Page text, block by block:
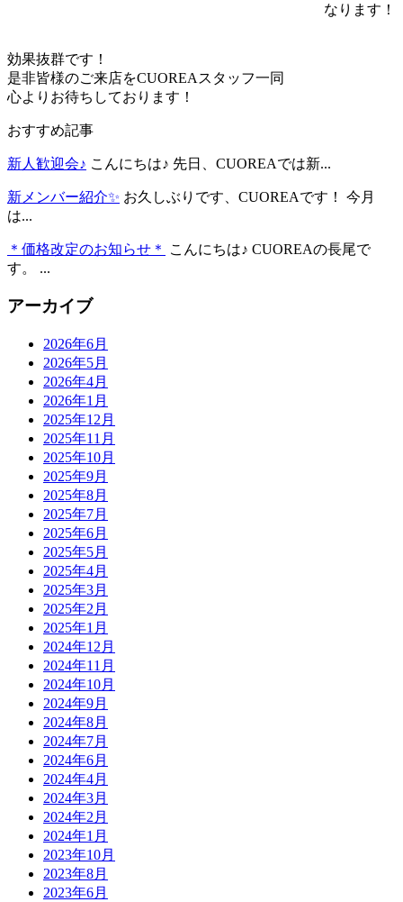
なります！
効果抜群です！
是非皆様のご来店をCUOREAスタッフ一同
心よりお待ちしております！
おすすめ記事
新人歓迎会♪ こんにちは♪ 先日、CUOREAでは新...
新メンバー紹介✨ お久しぶりです、CUOREAです！ 今月
は...
＊価格改定のお知らせ＊
こんにちは♪ CUOREAの長尾で
す。 ...
アーカイブ
2026年6月
2026年5月
2026年4月
2026年1月
2025年12月
2025年11月
2025年10月
2025年9月
2025年8月
2025年7月
2025年6月
2025年5月
2025年4月
2025年3月
2025年2月
2025年1月
2024年12月
2024年11月
2024年10月
2024年9月
2024年8月
2024年7月
2024年6月
2024年4月
2024年3月
2024年2月
2024年1月
2023年10月
2023年8月
2023年6月